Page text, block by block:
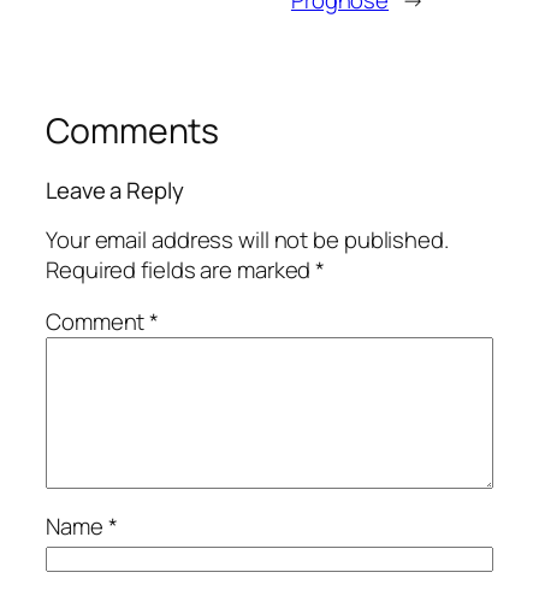
Comments
Leave a Reply
Your email address will not be published.
Required fields are marked*
Comment*
Name*